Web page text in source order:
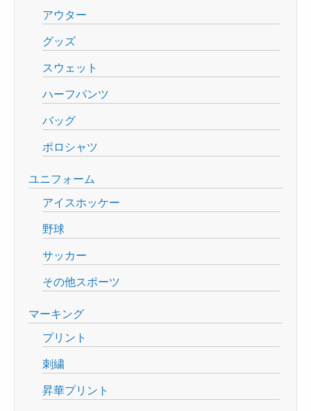
アウター
グッズ
スウェット
ハーフパンツ
バッグ
ポロシャツ
ユニフォーム
アイスホッケー
野球
サッカー
その他スポーツ
マーキング
プリント
刺繍
昇華プリント